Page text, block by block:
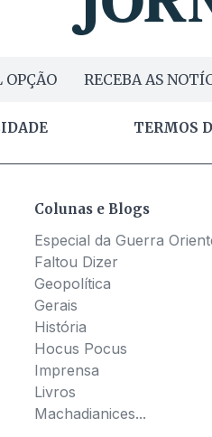
OPÇÃO RECEBA AS
TERMOS
Colunas e Blogs
Especial da Guerra
Faltou Dizer
Geopolítica
Gerais
História
Hocus Pocus
Imprensa
Livros
Machadianices...